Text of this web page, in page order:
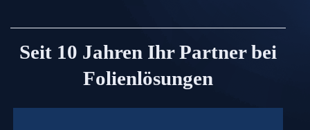
Seit 10 Jahren Ihr Partner bei
Folienlösungen